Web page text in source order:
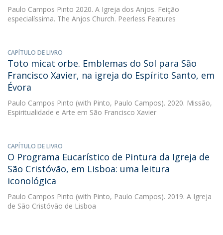
Paulo Campos Pinto 2020. A Igreja dos Anjos. Feição
especialíssima. The Anjos Church. Peerless Features
CAPÍTULO DE LIVRO
Toto micat orbe. Emblemas do Sol para São
Francisco Xavier, na igreja do Espírito Santo, em
Évora
Paulo Campos Pinto (with Pinto, Paulo Campos). 2020. Missão,
Espiritualidade e Arte em São Francisco Xavier
CAPÍTULO DE LIVRO
O Programa Eucarístico de Pintura da Igreja de
São Cristóvão, em Lisboa: uma leitura
iconológica
Paulo Campos Pinto (with Pinto, Paulo Campos). 2019. A Igreja
de São Cristóvão de Lisboa